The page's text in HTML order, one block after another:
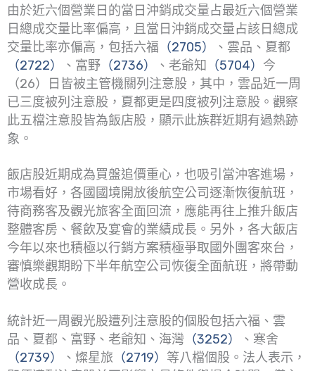
由於近六個營業日的當日沖銷成交量占最近六個營業
日總成交量比率偏高，且當日沖銷成交量占該日總成
交量比率亦偏高，包括六福 （2705）
、雲品、夏都
（2722）
、富野 （2736） 、老爺知 （5704） 今
（26）日皆被主管機關列注意股，其中，雲品近一周
已三度被列注意股，夏都更是四度被列注意股。觀察
此五檔注意股皆為飯店股，顯示此族群近期有過熱跡
象。
飯店股近期成為買盤追價重心，也吸引當沖客進場，
市場看好，各國國境開放後航空公司逐漸恢復航班，
待商務客及觀光旅客全面回流，應能再往上推升飯店
整體客房、餐飲及宴會的業績成長。另外，各大飯店
今年以來也積極以行銷方案積極爭取國外團客來台，
審慎樂觀期盼下半年航空公司恢復全面航班，將帶動
營收成長。
統計近一周觀光股遭列注意股的個股包括六福、雲
品、夏都、富野、老爺知、海灣 （3252）
、寒舍
（2739）
、燦星旅 （2719） 等八檔個股。法人表示，